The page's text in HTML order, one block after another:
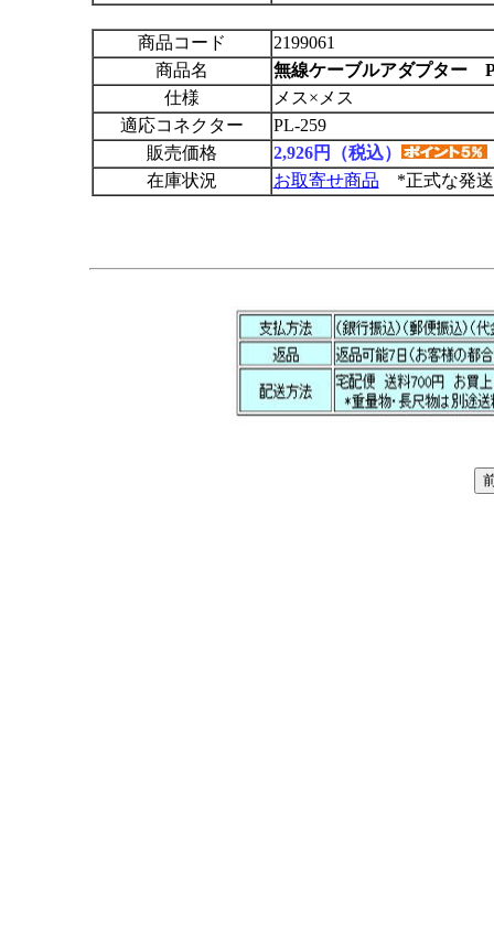
商品コード
2199061
商品名
無線ケーブルアダプター
仕様
メス×メス
適応コネクター
PL-259
販売価格
2,926円（税込）
在庫状況
お取寄せ商品 *正式な発送